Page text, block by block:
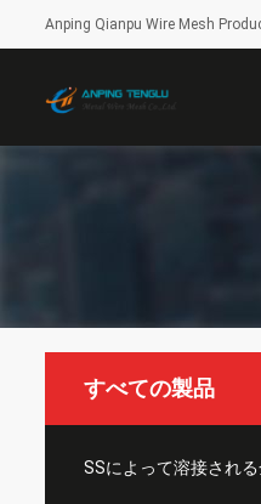
Anping Qianpu Wire Mesh
すべての製品
SSによって溶接され